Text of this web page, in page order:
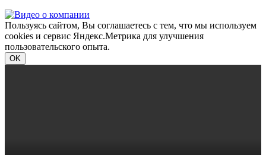
Пользуясь сайтом, Вы соглашаетесь с тем, что мы используем
cookies и сервис Яндекс.Метрика для улучшения
пользовательского опыта.
OK